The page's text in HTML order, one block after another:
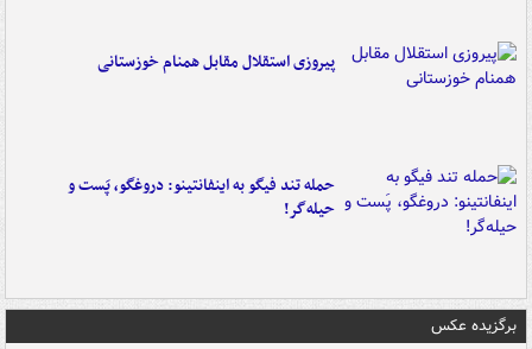
پیروزی استقلال مقابل همنام خوزستانی
حمله تند فیگو به اینفانتینو: دروغگو، پَست‌ و
حیله‌گر!
برگزیده عکس